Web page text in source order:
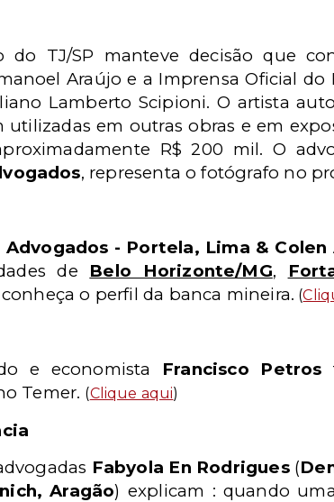
TJ/SP manteve decisão que
Araújo e a Imprensa Oficial do
Lamberto Scipioni. O artista
em outras obras e em
R$ 200 mil. O
, representa o fotógrafo no
Advogados - Portela, Lima & Colen
de Belo Horizonte/MG,
o perfil da banca mineira. (
e economista Francisco Petros
Temer. (Clique aqui)
Fabyola En Rodrigues (
Aragão) explicam : quando